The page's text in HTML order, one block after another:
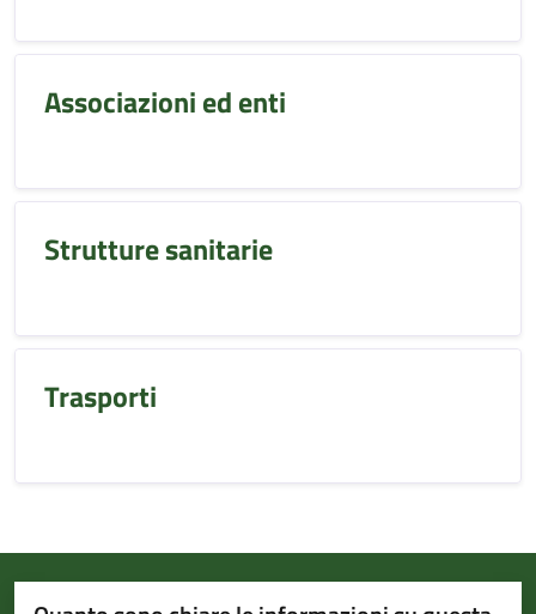
Associazioni ed enti
Strutture sanitarie
Trasporti